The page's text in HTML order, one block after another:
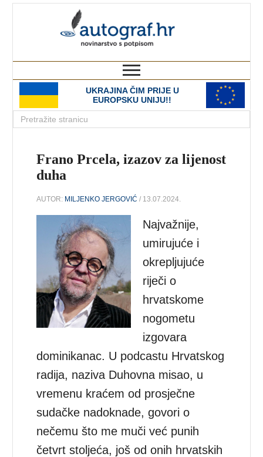
UKRAJINA ČIM PRIJE U
EUROPSKU UNIJU!!
Frano Prcela, izazov za lijenost
duha
AUTOR: MILJENKO JERGOVIĆ / 13.07.2024.
Najvažnije,
umirujuće i
okrepljujuće
riječi o
hrvatskome
nogometu
izgovara
dominikanac. U podcastu Hrvatskog
radija, naziva Duhovna misao, u
vremenu kraćem od prosječne
sudačke nadoknade, govori o
nečemu što me muči već punih
četvrt stoljeća, još od onih hrvatskih